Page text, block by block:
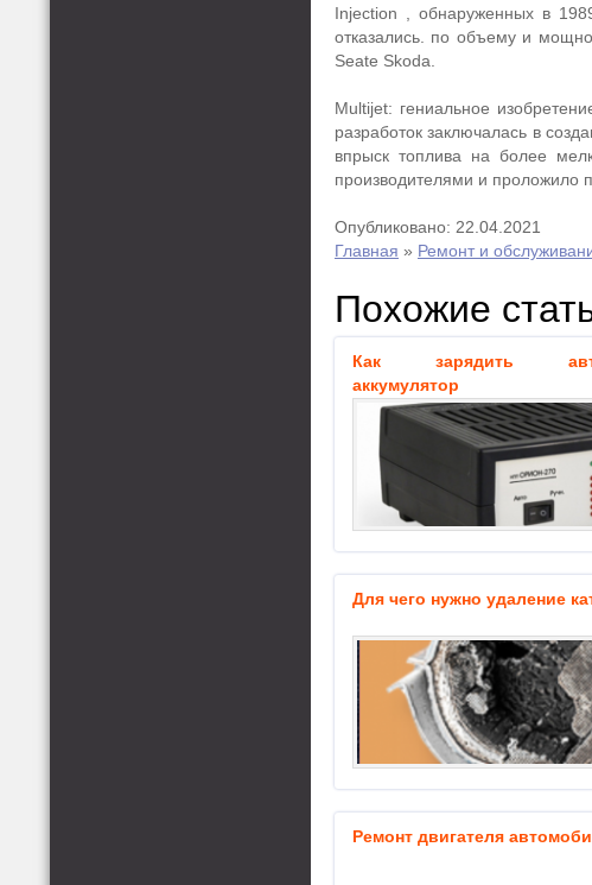
Injection , обнаруженных в
отказались. по объему и
Seate Skoda.
Multijet: гениальное
разработок заключалась в
впрыск топлива на более
производителями и проложило
Опубликовано: 22.04.2021
Главная » Ремонт и
Похожие
Как зарядить
аккумулятор
Для чего нужно удаление
Ремонт двигателя